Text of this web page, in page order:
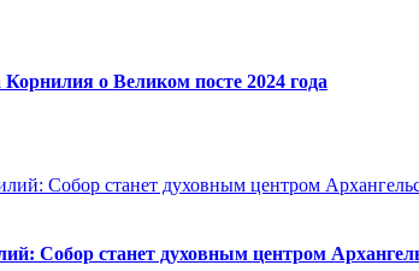
о Великом посте 2024 года
Собор станет духовным центром